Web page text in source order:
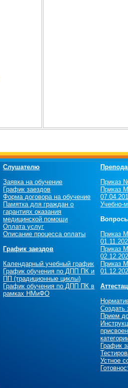
Слушателю
Заявка на обучение
График заездов
Форма договора на обучение
Памятка для граждан о
гарантиях оказания
медицинской помощи
Оплата услуг
Описание процесса оплаты
График заездов
Календарный учебный график
График обучения по ДПП ПК и
ПП (традиционные циклы)
График обучения по ДПП ПК в
рамках НМиФО
Приказ
Приказ
Учебно-
Приказ
Приказ
Приказ
Создать
Прием
График
Устное